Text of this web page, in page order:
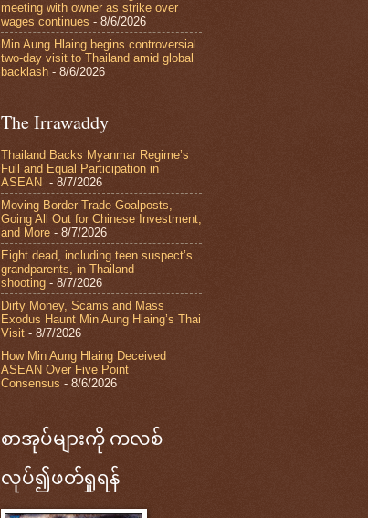
meeting with owner as strike over
wages continues - 8/6/2026
Min Aung Hlaing begins controversial
two-day visit to Thailand amid global
backlash - 8/6/2026
The Irrawaddy
Thailand Backs Myanmar Regime’s
Full and Equal Participation in
ASEAN
- 8/7/2026
Moving Border Trade Goalposts,
Going All Out for Chinese Investment,
and More - 8/7/2026
Eight dead, including teen suspect’s
grandparents, in Thailand
shooting - 8/7/2026
Dirty Money, Scams and Mass
Exodus Haunt Min Aung Hlaing’s Thai
Visit - 8/7/2026
How Min Aung Hlaing Deceived
ASEAN Over Five Point
Consensus - 8/6/2026
စာအုပ်များကို ကလစ်
လုပ်၍ဖတ်ရှုရန်